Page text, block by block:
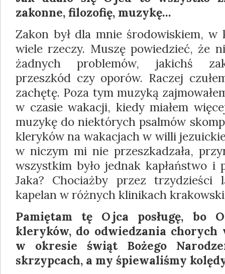
zakonne, filo­zofię, muzykę…
Zakon był dla mnie środowiskiem, w
wiele rzeczy. Muszę powiedzieć, że
żad­nych problemów, jakichś
przeszkód czy oporów. Raczej
zachętę. Poza tym muzyką
w czasie wakacji, kiedy miałem
muzykę do niektó­rych psalmów
kleryków na wa­kacjach w willi
w niczym mi nie przeszkadzała,
wszystkim było jednak kapłaństwo i
Jaka? Chociażby przez trzydzieści
kapelan w różnych kli­nikach
Pamiętam tę Ojca posługę, bo
kleryków, do odwiedzania chorych
w okresie świąt Boże­go
skrzypcach, a my śpiewaliśmy